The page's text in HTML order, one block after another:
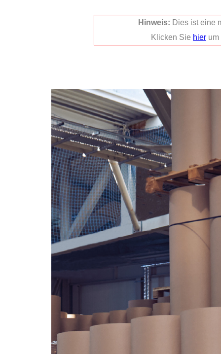
Hinweis: Dies ist eine
Klicken Sie hier um